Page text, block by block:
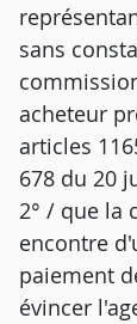
sans
acheteur
articles
678 du 20
2° / que la
encontre
paiement
évincer